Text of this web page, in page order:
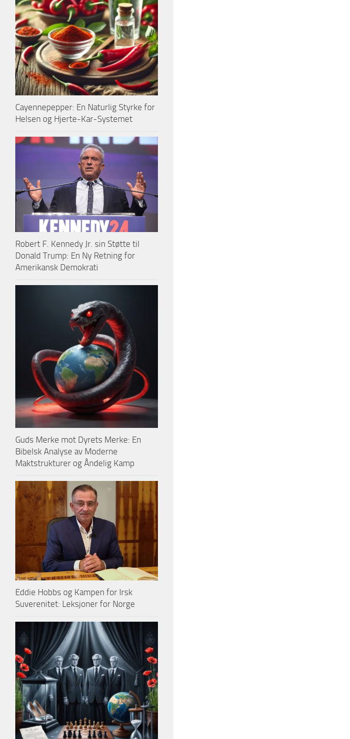
Cayennepepper: En Naturlig Styrke for
Helsen og Hjerte-Kar-Systemet
Robert F. Kennedy Jr. sin Støtte til
Donald Trump: En Ny Retning for
Amerikansk Demokrati
Guds Merke mot Dyrets Merke: En
Bibelsk Analyse av Moderne
Maktstrukturer og Åndelig Kamp
Eddie Hobbs og Kampen for Irsk
Suverenitet: Leksjoner for Norge